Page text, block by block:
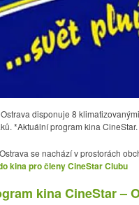
disponuje 8
*Aktuální program kina CineStar.
se nachází v prostorách
kina pro členy CineStar Clubu
kina CineStar –